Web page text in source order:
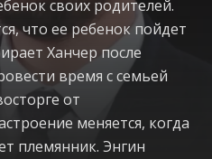
своих родителей.
что ее ребенок пойдет
Ханчер после
время с семьей
от
меняется, когда
племянник. Энгин